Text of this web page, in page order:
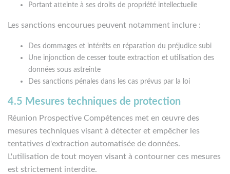
Portant atteinte à ses droits de propriété intellectuelle
Les sanctions encourues peuvent notamment inclure :
Des dommages et intérêts en réparation du préjudice subi
Une injonction de cesser toute extraction et utilisation des
données sous astreinte
Des sanctions pénales dans les cas prévus par la loi
4.5 Mesures techniques de protection
Réunion Prospective Compétences met en œuvre des
mesures techniques visant à détecter et empêcher les
tentatives d'extraction automatisée de données.
L'utilisation de tout moyen visant à contourner ces mesures
est strictement interdite.